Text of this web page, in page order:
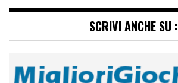
SCRIVI ANCHE SU :